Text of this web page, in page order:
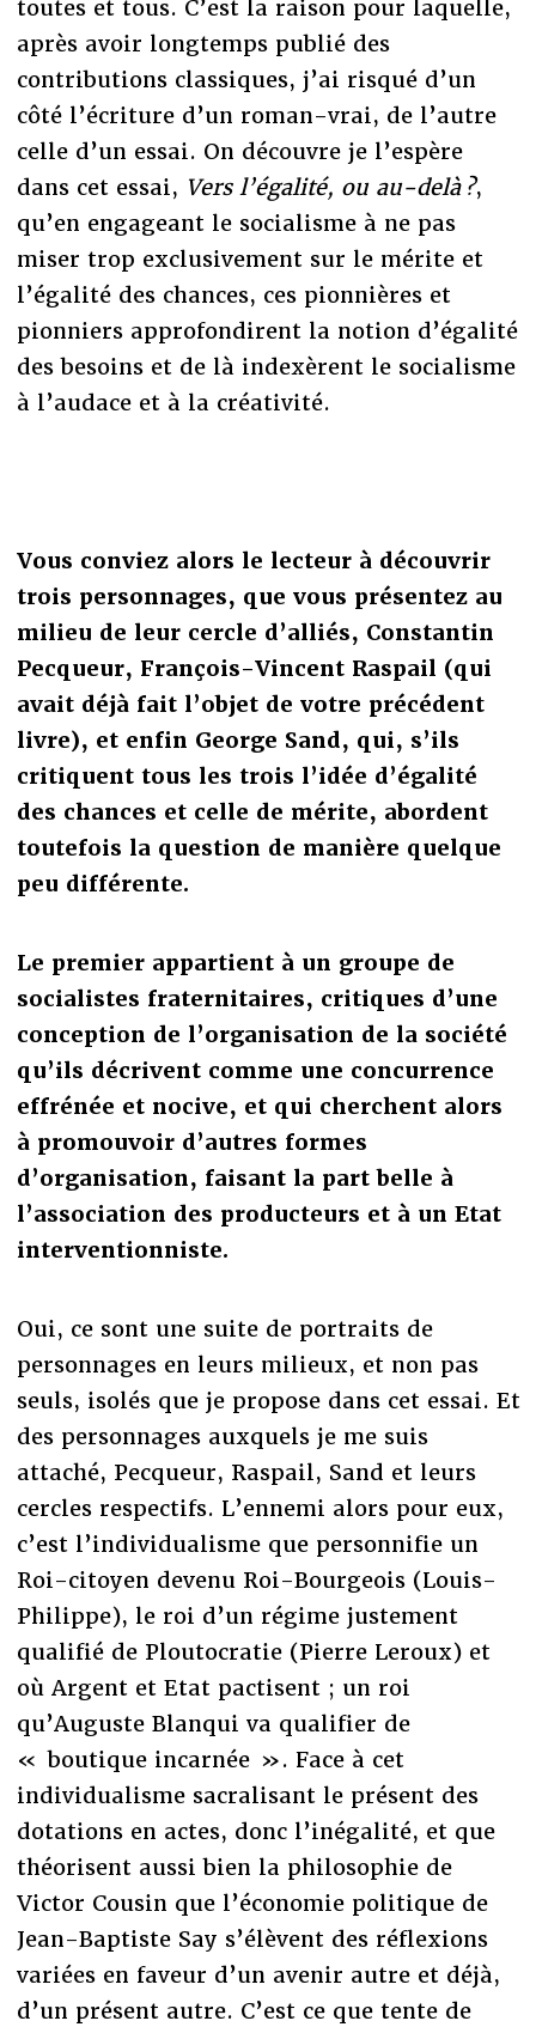
toutes et tous. C’est la raison pour laquelle,
après avoir longtemps publié des
contributions classiques, j’ai risqué d’un
côté l’écriture d’un roman-vrai, de l’autre
celle d’un essai. On découvre je l’espère
dans cet essai, Vers l’égalité, ou au-delà ?,
qu’en engageant le socialisme à ne pas
miser trop exclusivement sur le mérite et
l’égalité des chances, ces pionnières et
pionniers approfondirent la notion d’égalité
des besoins et de là indexèrent le socialisme
à l’audace et à la créativité.
Vous conviez alors le lecteur à découvrir
trois personnages, que vous présentez au
milieu de leur cercle d’alliés, Constantin
Pecqueur, François-Vincent Raspail (qui
avait déjà fait l’objet de votre précédent
livre), et enfin George Sand, qui, s’ils
critiquent tous les trois l’idée d’égalité
des chances et celle de mérite, abordent
toutefois la question de manière quelque
peu différente.
Le premier appartient à un groupe de
socialistes fraternitaires, critiques d’une
conception de l’organisation de la société
qu’ils décrivent comme une concurrence
effrénée et nocive, et qui cherchent alors
à promouvoir d’autres formes
d’organisation, faisant la part belle à
l’association des producteurs et à un Etat
interventionniste.
Oui, ce sont une suite de portraits de
personnages en leurs milieux, et non pas
seuls, isolés que je propose dans cet essai. Et
des personnages auxquels je me suis
attaché, Pecqueur, Raspail, Sand et leurs
cercles respectifs. L’ennemi alors pour eux,
c’est l’individualisme que personnifie un
Roi-citoyen devenu Roi-Bourgeois (Louis-
Philippe), le roi d’un régime justement
qualifié de Ploutocratie (Pierre Leroux) et
où Argent et Etat pactisent ; un roi
qu’Auguste Blanqui va qualifier de
« boutique incarnée ». Face à cet
individualisme sacralisant le présent des
dotations en actes, donc l’inégalité, et que
théorisent aussi bien la philosophie de
Victor Cousin que l’économie politique de
Jean-Baptiste Say s’élèvent des réflexions
variées en faveur d’un avenir autre et déjà,
d’un présent autre. C’est ce que tente de